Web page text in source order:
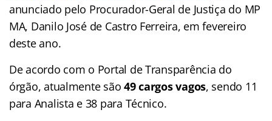
anunciado pelo Procurador-Geral de Justiça do MP
MA, Danilo José de Castro Ferreira, em fevereiro
deste ano.
De acordo com o Portal de Transparência do
órgão, atualmente são49 cargos vagos, sendo 11
para Analista e 38 para Técnico.